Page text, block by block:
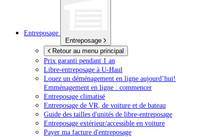
Entreposage
Entreposage
Retour au menu principal
Prix garanti pendant 1 an
Libre-entreposage à U-Haul
Louez un déménagement en ligne aujourd’hui!
Emménagement en ligne : commencer
Entreposage climatisé
Entreposage de VR, de voiture et de bateau
Guide des tailles d'unités de libre-entreposage
Entreposage extérieur/accessible en voiture
Payer ma facture d'entreposage